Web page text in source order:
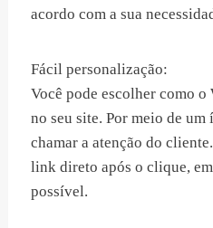
acordo com a sua
Fácil personalização:
Você pode escolher como o
no seu site. Por meio de um
chamar a atenção do
link direto após o clique,
possível.